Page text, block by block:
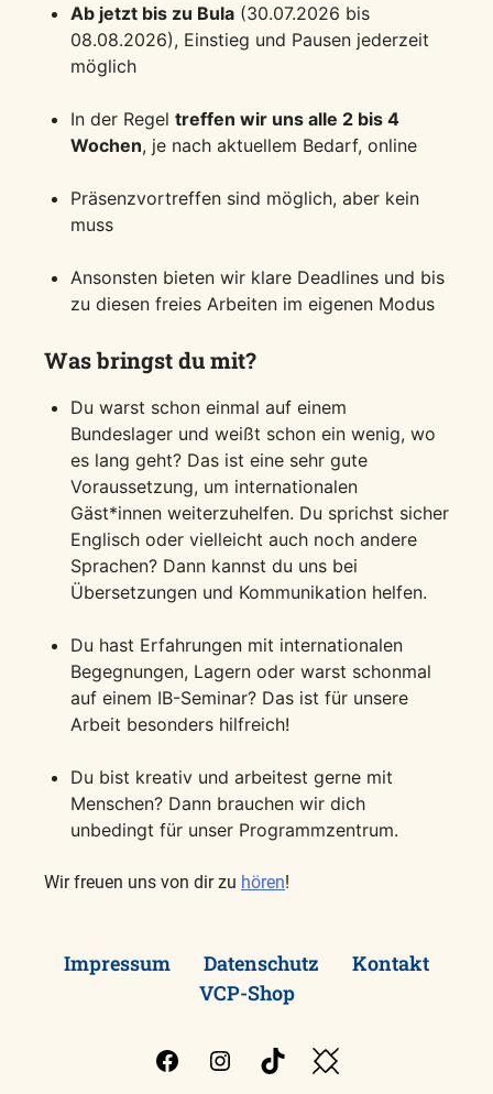
Ab jetzt bis zu Bula (30.07.2026 bis
08.08.2026), Einstieg und Pausen jederzeit
möglich
In der Regel treffen wir uns alle 2 bis 4
Wochen, je nach aktuellem Bedarf, online
Präsenzvortreffen sind möglich, aber kein
muss
Ansonsten bieten wir klare Deadlines und bis
zu diesen freies Arbeiten im eigenen Modus
Was bringst du mit?
Du warst schon einmal auf einem
Bundeslager und weißt schon ein wenig, wo
es lang geht? Das ist eine sehr gute
Voraussetzung, um internationalen
Gäst*innen weiterzuhelfen. Du sprichst sicher
Englisch oder vielleicht auch noch andere
Sprachen? Dann kannst du uns bei
Übersetzungen und Kommunikation helfen.
Du hast Erfahrungen mit internationalen
Begegnungen, Lagern oder warst schonmal
auf einem IB-Seminar? Das ist für unsere
Arbeit besonders hilfreich!
Du bist kreativ und arbeitest gerne mit
Menschen? Dann brauchen wir dich
unbedingt für unser Programmzentrum.
Wir freuen uns von dir zu hören!
Impressum Datenschutz
Kontakt
VCP-Shop
FacebookInstagramTikTok